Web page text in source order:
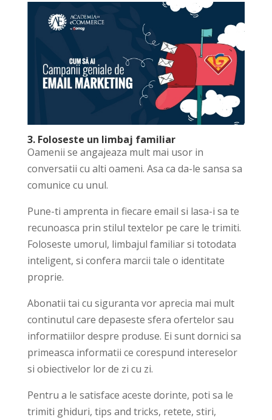
3. Foloseste un limbaj familiar
Oamenii se angajeaza mult mai usor in
conversatii cu alti oameni. Asa ca da-le sansa sa
comunice cu unul.
Pune-ti amprenta in fiecare email si lasa-i sa te
recunoasca prin stilul textelor pe care le trimiti.
Foloseste umorul, limbajul familiar si totodata
inteligent, si confera marcii tale o identitate
proprie.
Abonatii tai cu siguranta vor aprecia mai mult
continutul care depaseste sfera ofertelor sau
informatiilor despre produse. Ei sunt dornici sa
primeasca informatii ce corespund intereselor
si obiectivelor lor de zi cu zi.
Pentru a le satisface aceste dorinte, poti sa le
trimiti ghiduri, tips and tricks, retete, stiri,